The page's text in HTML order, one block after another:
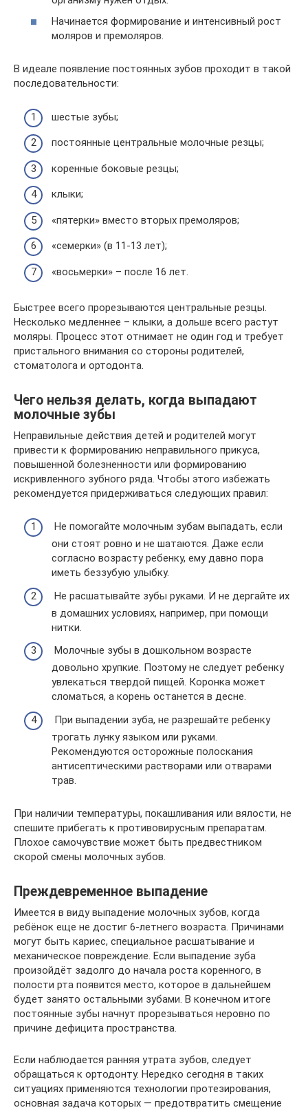
Начинается формирование и интенсивный рост
моляров и премоляров.
В идеале появление постоянных зубов проходит в такой
последовательности:
шестые зубы;
постоянные центральные молочные резцы;
коренные боковые резцы;
клыки;
«пятерки» вместо вторых премоляров;
«семерки» (в 11-13 лет);
«восьмерки» – после 16 лет.
Быстрее всего прорезываются центральные резцы.
Несколько медленнее – клыки, а дольше всего растут
моляры. Процесс этот отнимает не один год и требует
пристального внимания со стороны родителей,
стоматолога и ортодонта.
Чего нельзя делать, когда выпадают
молочные зубы
Неправильные действия детей и родителей могут
привести к формированию неправильного прикуса,
повышенной болезненности или формированию
искривленного зубного ряда. Чтобы этого избежать
рекомендуется придерживаться следующих правил:
Не помогайте молочным зубам выпадать, если
они стоят ровно и не шатаются. Даже если
согласно возрасту ребенку, ему давно пора
иметь беззубую улыбку.
Не расшатывайте зубы руками. И не дергайте их
в домашних условиях, например, при помощи
нитки.
Молочные зубы в дошкольном возрасте
довольно хрупкие. Поэтому не следует ребенку
увлекаться твердой пищей. Коронка может
сломаться, а корень останется в десне.
При выпадении зуба, не разрешайте ребенку
трогать лунку языком или руками.
Рекомендуются осторожные полоскания
антисептическими растворами или отварами
трав.
При наличии температуры, покашливания или вялости, не
спешите прибегать к противовирусным препаратам.
Плохое самочувствие может быть предвестником
скорой смены молочных зубов.
Преждевременное выпадение
Имеется в виду выпадение молочных зубов, когда
ребёнок еще не достиг 6-летнего возраста. Причинами
могут быть кариес, специальное расшатывание и
механическое повреждение. Если выпадение зуба
произойдёт задолго до начала роста коренного, в
полости рта появится место, которое в дальнейшем
будет занято остальными зубами. В конечном итоге
постоянные зубы начнут прорезываться неровно по
причине дефицита пространства.
Если наблюдается ранняя утрата зубов, следует
обращаться к ортодонту. Нередко сегодня в таких
ситуациях применяются технологии протезирования,
основная задача которых — предотвратить смещение